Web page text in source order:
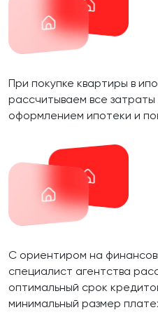
При покупке квартиры в
рассчитываем все затраты
оформлением ипотеки и
С ориентиром на
специалист агентства
оптимальный срок
минимальный размер